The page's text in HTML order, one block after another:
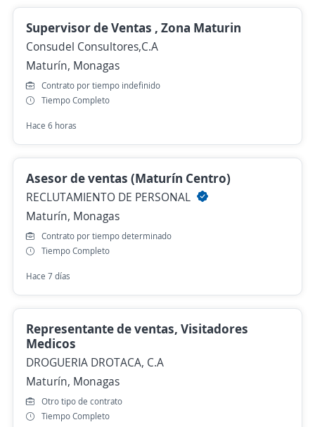
Supervisor de Ventas , Zona Maturin
Consudel Consultores,C.A
Maturín, Monagas
Contrato por tiempo indefinido
Tiempo Completo
Hace 6 horas
Asesor de ventas (Maturín Centro)
RECLUTAMIENTO DE PERSONAL
Maturín, Monagas
Contrato por tiempo determinado
Tiempo Completo
Hace 7 días
Representante de ventas, Visitadores
Medicos
DROGUERIA DROTACA, C.A
Maturín, Monagas
Otro tipo de contrato
Tiempo Completo